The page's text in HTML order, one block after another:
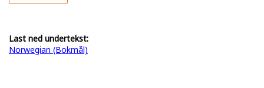
Last ned undertekst:
Norwegian (Bokmål)